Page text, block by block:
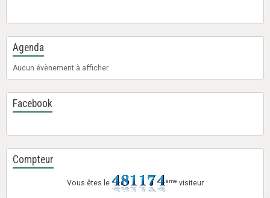
Agenda
Aucun évènement à afficher.
Facebook
Compteur
Vous êtes le ème visiteur